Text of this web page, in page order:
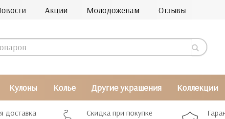
Акции Молодоженам Отзывы
Кулоны Колье Другие украшения Коллекции
доставка
Скидка при покупке